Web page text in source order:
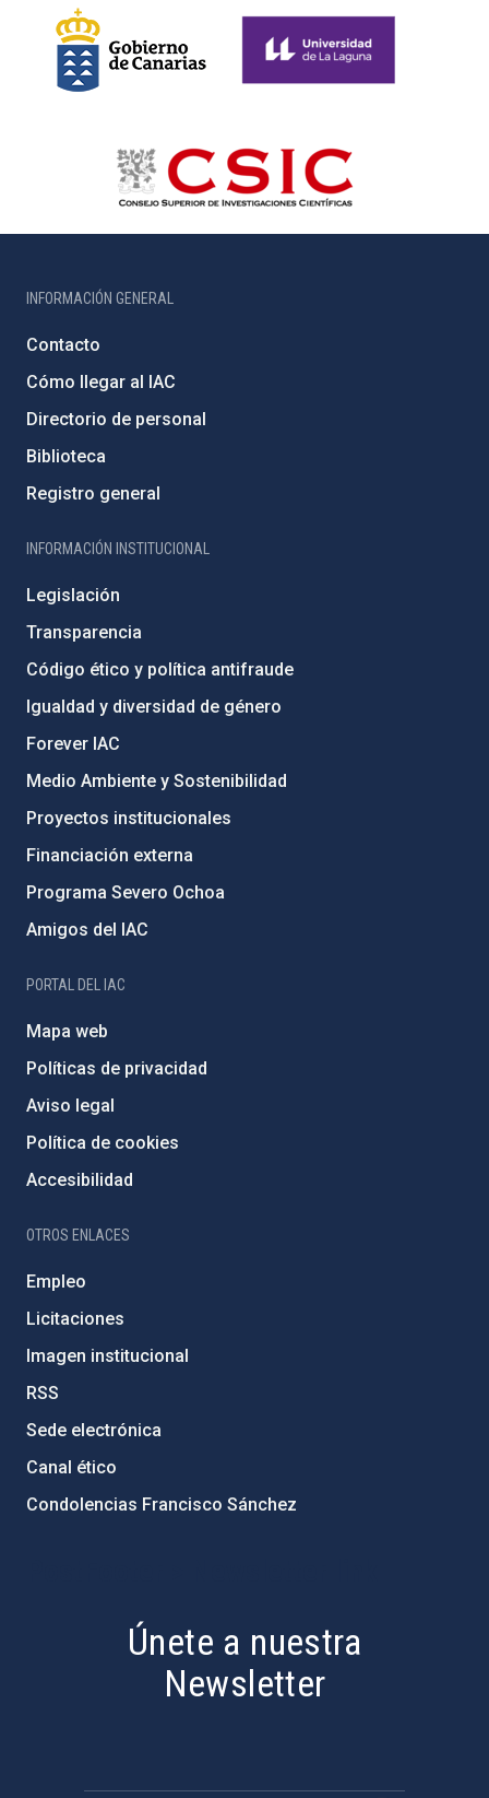
INFORMACIÓN GENERAL
Contacto
Cómo llegar al IAC
Directorio de personal
Biblioteca
Registro general
INFORMACIÓN INSTITUCIONAL
Legislación
Transparencia
Código ético y política antifraude
Igualdad y diversidad de género
Forever IAC
Medio Ambiente y Sostenibilidad
Proyectos institucionales
Financiación externa
Programa Severo Ochoa
Amigos del IAC
PORTAL DEL IAC
Mapa web
Políticas de privacidad
Aviso legal
Política de cookies
Accesibilidad
OTROS ENLACES
Empleo
Licitaciones
Imagen institucional
RSS
Sede electrónica
Canal ético
Condolencias Francisco Sánchez
Únete a nuestra
Newsletter